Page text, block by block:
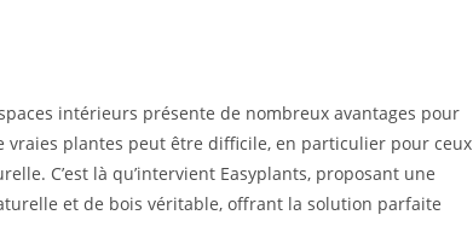
intérieurs présente de nombreux avantages pour
plantes peut être difficile, en particulier pour ceux
C’est là qu’intervient Easyplants, proposant une
et de bois véritable, offrant la solution parfaite